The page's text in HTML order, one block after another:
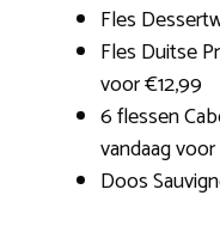
Fles
Fles Duitse
voor €12,99
6 flessen
vandaag
Doos